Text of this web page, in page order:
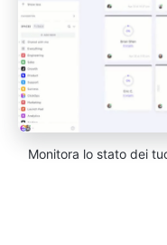
Monitora lo stato dei